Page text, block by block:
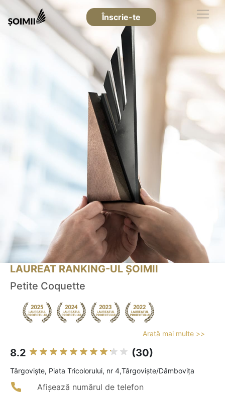
Înscrie-te
LAUREAT RANKING-UL ȘOIMII
Petite Coquette
Arată mai multe >>
8.2 (30)
Târgovişte, Piata Tricolorului, nr 4,Târgoviște/Dâmbovița
Afișează numărul de telefon